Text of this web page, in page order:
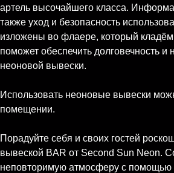
артель высочайшего класса.
также уход и безопасность
изложены во флаере, который кладём
поможет обеспечить долговечность
неоновой вывески.
Использовать неоновые вывески
помещении.
Порадуйте себя и своих гостей
вывеской BAR от Second Sun Neon.
неповторимую атмосферу с помощью